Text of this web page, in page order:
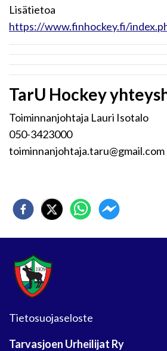
Lisätietoa
https://www.finhockey.fi/
TarU Hockey
Toiminnanjohtaja Lauri Isotalo
050-3423000
toiminnanjohtaja.taru@gmail.com
Tietosuojaseloste
Tarvasjoen Urheilijat Ry